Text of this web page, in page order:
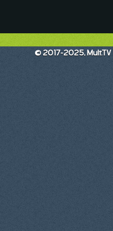
© 2017-2025, Mult.TV |